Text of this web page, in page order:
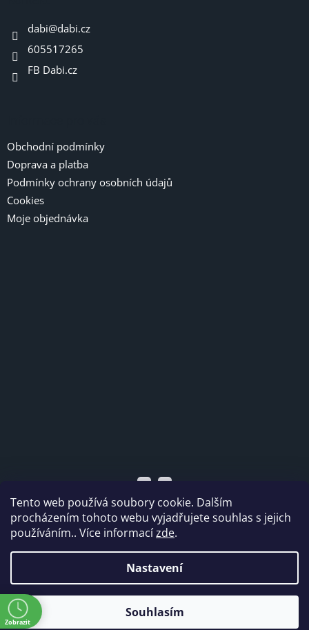
Tento web používá soubory cookie. Dalším
procházením tohoto webu vyjadřujete souhlas s jejich
používáním.. Více informacízde.
Nastavení
Souhlasím
dabi@dabi.cz
605517265
FB Dabi.cz
Obchodní podmínky
Doprava a platba
Podmínky ochrany osobních údajů
Cookies
Moje objednávka
Vytvořil Shoptet
Copyright 2026 Dabi shop s.r.o.
vyhrazena.
Zobrazit